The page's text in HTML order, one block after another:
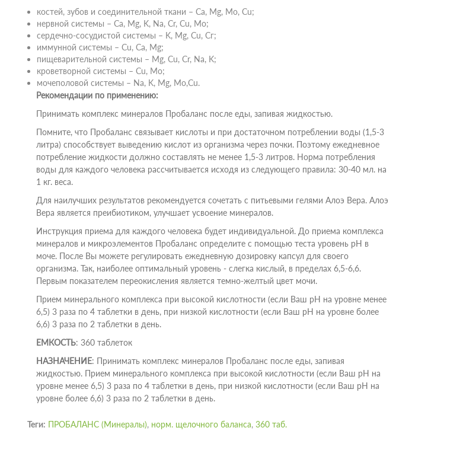
костей, зубов и соединительной ткани – Ca, Mg, Mo, Cu;
нервной системы – Ca, Mg, K, Na, Cr, Cu, Mo;
сердечно-сосудистой системы – K, Mg, Cu, Сг;
иммунной системы – Cu, Ca, Mg;
пищеварительной системы – Mg, Cu, Cr, Na, K;
кроветворной системы – Cu, Mo;
мочеполовой системы – Na, K, Mg, Mo,Cu.
Рекомендации по применению:
Принимать комплекс минералов Пробаланс после еды, запивая жидкостью.
Помните, что Пробаланс связывает кислоты и при достаточном потреблении воды (1,5-3
литра) способствует выведению кислот из организма через почки. Поэтому ежедневное
потребление жидкости должно составлять не менее 1,5-3 литров. Норма потребления
воды для каждого человека рассчитывается исходя из следующего правила: 30-40 мл. на
1 кг. веса.
Для наилучших результатов рекомендуется сочетать с питьевыми гелями Алоэ Вера. Алоэ
Вера является преибиотиком, улучшает усвоение минералов.
Инструкция приема для каждого человека будет индивидуальной. До приема комплекса
минералов и микроэлементов Пробаланс определите с помощью теста уровень рН в
моче. После Вы можете регулировать ежедневную дозировку капсул для своего
организма. Так, наиболее оптимальный уровень - слегка кислый, в пределах 6,5-6,6.
Первым показателем переокисления является темно-желтый цвет мочи.
Прием минерального комплекса при высокой кислотности (если Ваш рН на уровне менее
6,5) 3 раза по 4 таблетки в день, при низкой кислотности (если Ваш рН на уровне более
6,6) 3 раза по 2 таблетки в день.
ЕМКОСТЬ: 360 таблеток
НАЗНАЧЕНИЕ: Принимать комплекс минералов Пробаланс после еды, запивая
жидкостью. Прием минерального комплекса при высокой кислотности (если Ваш рН на
уровне менее 6,5) 3 раза по 4 таблетки в день, при низкой кислотности (если Ваш рН на
уровне более 6,6) 3 раза по 2 таблетки в день.
Теги: ПРОБАЛАНС (Минералы), норм. щелочного баланса, 360 таб.